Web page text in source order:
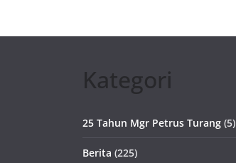
Kategori
25 Tahun Mgr Petrus Turang (5)
Berita (225)